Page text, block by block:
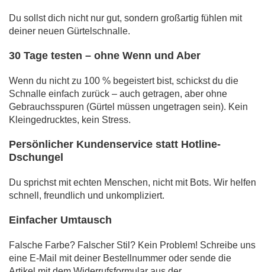
Du sollst dich nicht nur gut, sondern großartig fühlen mit
deiner neuen Gürtelschnalle.
30 Tage testen – ohne Wenn und Aber
Wenn du nicht zu 100 % begeistert bist, schickst du die
Schnalle einfach zurück – auch getragen, aber ohne
Gebrauchsspuren (Gürtel müssen ungetragen sein). Kein
Kleingedrucktes, kein Stress.
Persönlicher Kundenservice statt Hotline-
Dschungel
Du sprichst mit echten Menschen, nicht mit Bots. Wir helfen
schnell, freundlich und unkompliziert.
Einfacher Umtausch
Falsche Farbe? Falscher Stil? Kein Problem! Schreibe uns
eine E-Mail mit deiner Bestellnummer oder sende die